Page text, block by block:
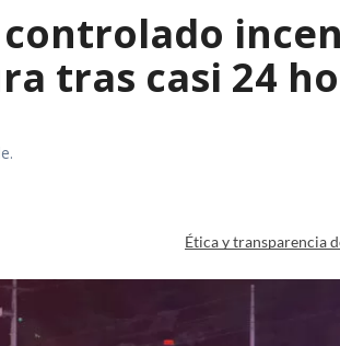
tras casi 24
Ética y transparencia